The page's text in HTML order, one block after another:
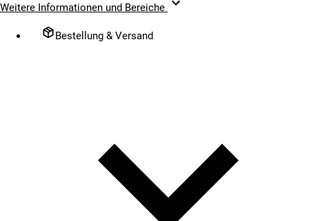
Weitere Informationen und Bereiche
Bestellung & Versand